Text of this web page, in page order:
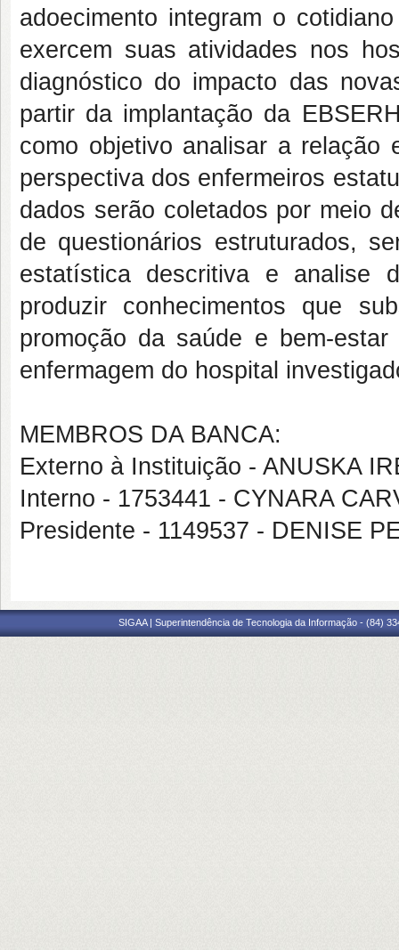
adoecimento integram o
exercem suas atividades nos
diagnóstico do impacto das
partir da implantação da
como objetivo analisar a relação
perspectiva dos enfermeiros
dados serão coletados por meio
de questionários estruturados,
estatística descritiva e analise
produzir conhecimentos que
promoção da saúde e bem-
enfermagem do hospital
MEMBROS DA BANCA:
Externo à Instituição - ANUSKA
Interno - 1753441 - CYNARA
Presidente - 1149537 - DENISE
SIGAA | Superintendência de Tecnologia da Informação - (84)